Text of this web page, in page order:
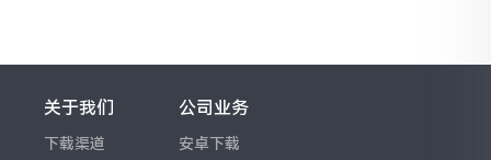
关于我们
下载渠道
公司业务
安卓下载